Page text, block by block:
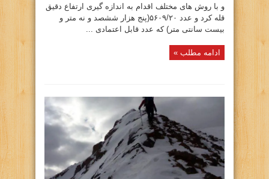
و با روش های مختلف اقدام به اندازه گیری ارتفاع دقیق
قله کرد و عدد ۵۶۰۹/۲۰(پنج هزار ششصد و نه متر و
بیست سانتی متر) که عدد قابل اعتمادی ...
ادامه مطلب »